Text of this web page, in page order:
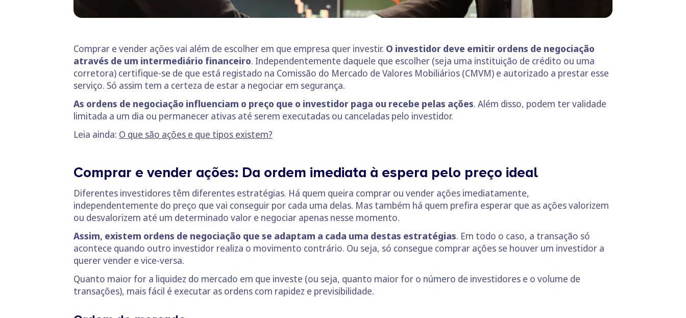
Comprar e vender ações vai além de escolher em que empresa quer investir. O investidor deve emitir ordens de negociação
através de um intermediário financeiro. Independentemente daquele que escolher (seja uma instituição de crédito ou uma
corretora) certifique-se de que está registado na Comissão do Mercado de Valores Mobiliários (CMVM) e autorizado a prestar esse
serviço. Só assim tem a certeza de estar a negociar em segurança.
As ordens de negociação influenciam o preço que o investidor paga ou recebe pelas ações. Além disso, podem ter validade
limitada a um dia ou permanecer ativas até serem executadas ou canceladas pelo investidor.
Leia ainda: O que são ações e que tipos existem?
Comprar e vender ações: Da ordem imediata à espera pelo preço ideal
Diferentes investidores têm diferentes estratégias. Há quem queira comprar ou vender ações imediatamente,
independentemente do preço que vai conseguir por cada uma delas. Mas também há quem prefira esperar que as ações valorizem
ou desvalorizem até um determinado valor e negociar apenas nesse momento.
Assim, existem ordens de negociação que se adaptam a cada uma destas estratégias. Em todo o caso, a transação só
acontece quando outro investidor realiza o movimento contrário. Ou seja, só consegue comprar ações se houver um investidor a
querer vender e vice-versa.
Quanto maior for a liquidez do mercado em que investe (ou seja, quanto maior for o número de investidores e o volume de
transações), mais fácil é executar as ordens com rapidez e previsibilidade.